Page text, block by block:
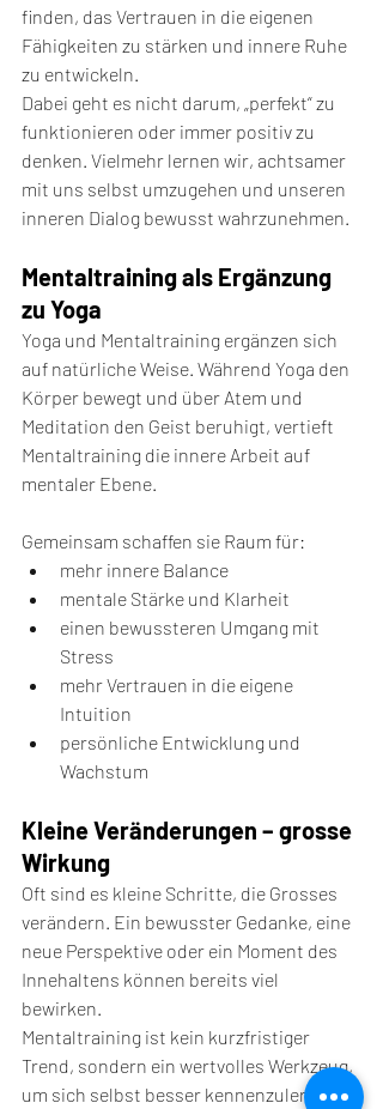
finden, das Vertrauen in die eigenen
Fähigkeiten zu stärken und innere Ruhe
zu entwickeln.
Dabei geht es nicht darum, „perfekt“ zu
funktionieren oder immer positiv zu
denken. Vielmehr lernen wir, achtsamer
mit uns selbst umzugehen und unseren
inneren Dialog bewusst wahrzunehmen.
Mentaltraining als Ergänzung
zu Yoga
Yoga und Mentaltraining ergänzen sich
auf natürliche Weise. Während Yoga den
Körper bewegt und über Atem und
Meditation den Geist beruhigt, vertieft
Mentaltraining die innere Arbeit auf
mentaler Ebene.
Gemeinsam schaffen sie Raum für:
mehr innere Balance
mentale Stärke und Klarheit
einen bewussteren Umgang mit
Stress
mehr Vertrauen in die eigene
Intuition
persönliche Entwicklung und
Wachstum
Kleine Veränderungen – grosse
Wirkung
Oft sind es kleine Schritte, die Grosses
verändern. Ein bewusster Gedanke, eine
neue Perspektive oder ein Moment des
Innehaltens können bereits viel
bewirken.
Mentaltraining ist kein kurzfristiger
Trend, sondern ein wertvolles Werkzeug,
um sich selbst besser kennenzulernen,